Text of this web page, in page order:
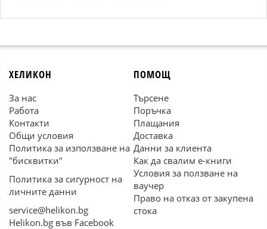
ХЕЛИКОН
За нас
Работа
Контакти
Общи условия
Политика за използване на
"бисквитки"
Политика за сигурност на
личните данни
service@helikon.bg
Helikon.bg във Facebook
ПОМОЩ
Търсене
Поръчка
Плащания
Доставка
Данни за клиента
Как да свалим е-книги
Условия за ползване на
ваучер
Право на отказ от закупена
стока